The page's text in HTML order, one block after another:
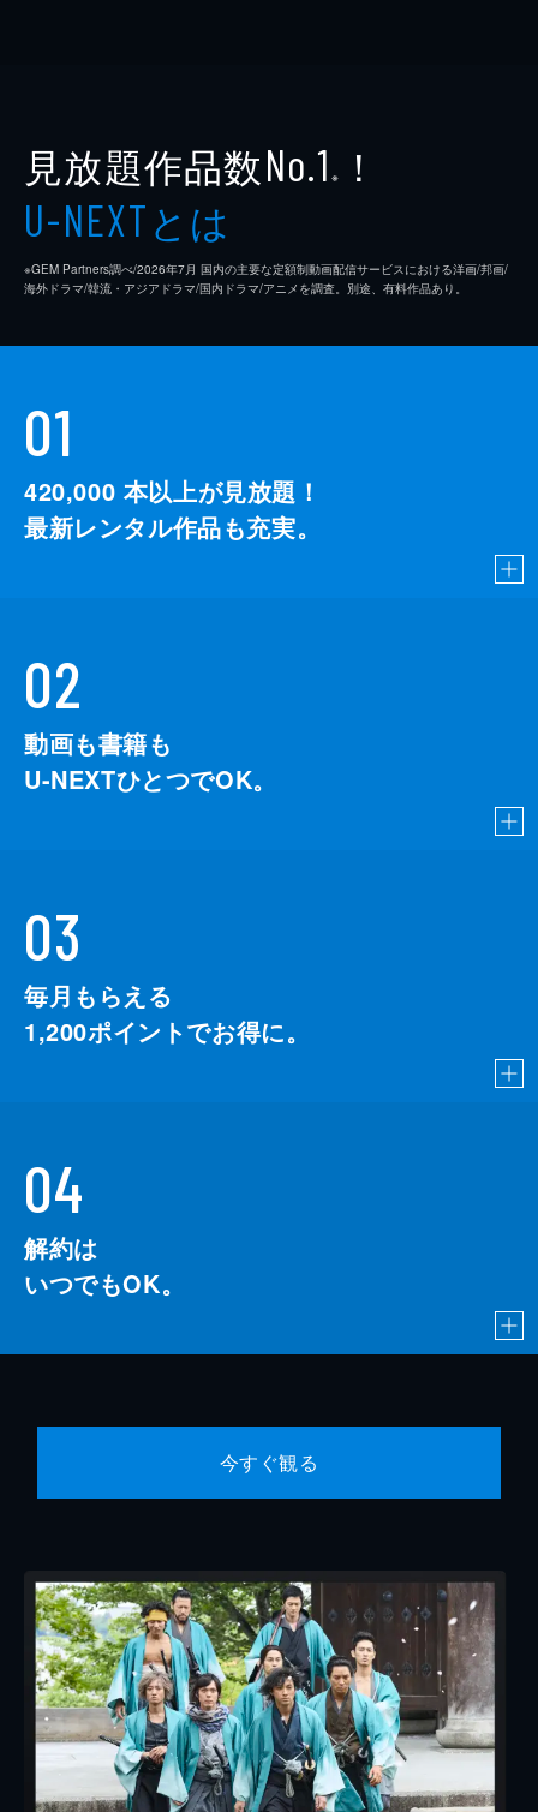
見放題作品数No.1 ※ ！
U-NEXTとは
※GEM Partners調べ/2026年7⽉ 国内の主要な定額制動画配信サービスにおける洋画/邦画/
海外ドラマ/韓流・アジアドラマ/国内ドラマ/アニメを調査。別途、有料作品あり。
01
420,000 本以上が見放題！
最新レンタル作品も充実。
02
動画も書籍も
U-NEXTひとつでOK。
03
毎月もらえる
1,200ポイントでお得に。
04
解約は
いつでもOK。
今すぐ観る